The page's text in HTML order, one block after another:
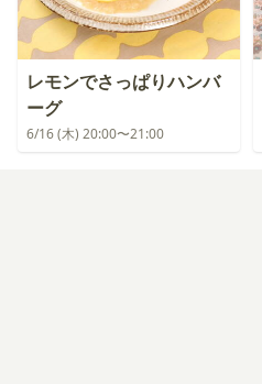
レモンでさっぱりハンバ
ーグ
6/16 (木) 20:00〜21:00